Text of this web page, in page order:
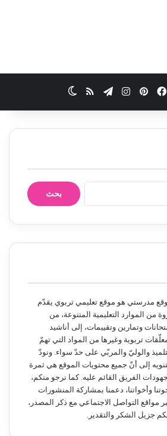
فيسبوكبينتيريستانستقرامتيلقرامملخص الموقع RSS
ح
مدرستي هو موقع تعليمي تربوي يقدّم
من الموارد التعليمية المتنوعة، من
وتمارين وتقييمات، إلى أناشيد
تربوية وغيرها من المواد التي تهمّ
والوليّ والمربّي على حدّ سواء. ونودّ
إلى أنّ جميع محتويات الموقع هي ثمرة
الفريق القائم عليه. كما نرجو منكم،
وأخواتنا، دعمنا بمشاركة المنشورات
مواقع التواصل الاجتماعي مع ذكر المصدر،
جزيل الشكر والتقدير.